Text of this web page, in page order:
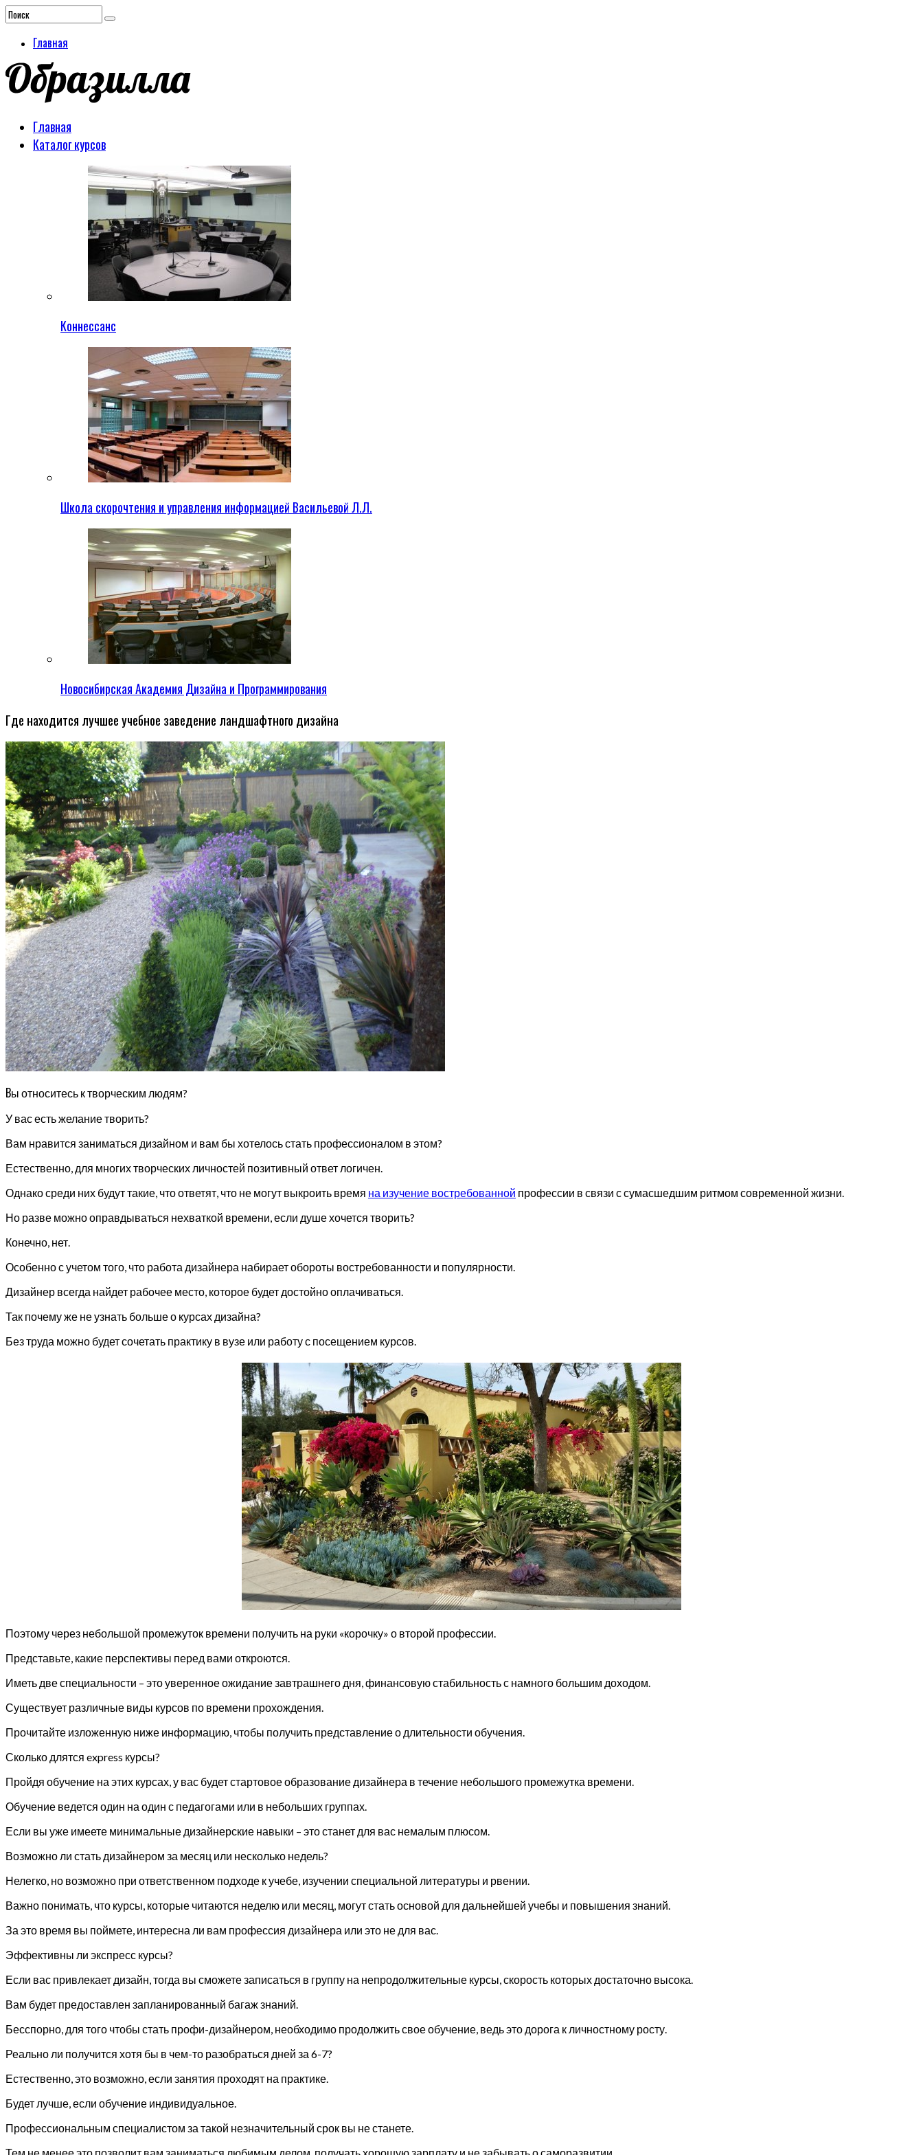
Главная
Главная
Каталог курсов
Коннессанс
Школа скорочтения и управления информацией Васильевой Л.Л.
Новосибирская Академия Дизайна и Программирования
Где находится лучшее учебное заведение ландшафтного дизайна
Вы относитесь к творческим людям?
У вас есть желание творить?
Вам нравится заниматься дизайном и вам бы хотелось стать профессионалом в этом?
Естественно, для многих творческих личностей позитивный ответ логичен.
Однако среди них будут такие, что ответят, что не могут выкроить время на изучение востребованной профессии в связи с сумасшедшим ритмом современной жизни.
Но разве можно оправдываться нехваткой времени, если душе хочется творить?
Конечно, нет.
Особенно с учетом того, что работа дизайнера набирает обороты востребованности и популярности.
Дизайнер всегда найдет рабочее место, которое будет достойно оплачиваться.
Так почему же не узнать больше о курсах дизайна?
Без труда можно будет сочетать практику в вузе или работу с посещением курсов.
Поэтому через небольшой промежуток времени получить на руки «корочку» о второй профессии.
Представьте, какие перспективы перед вами откроются.
Иметь две специальности – это уверенное ожидание завтрашнего дня, финансовую стабильность с намного большим доходом.
Существует различные виды курсов по времени прохождения.
Прочитайте изложенную ниже информацию, чтобы получить представление о длительности обучения.
Сколько длятся express курсы?
Пройдя обучение на этих курсах, у вас будет стартовое образование дизайнера в течение небольшого промежутка времени.
Обучение ведется один на один с педагогами или в небольших группах.
Если вы уже имеете минимальные дизайнерские навыки – это станет для вас немалым плюсом.
Возможно ли стать дизайнером за месяц или несколько недель?
Нелегко, но возможно при ответственном подходе к учебе, изучении специальной литературы и рвении.
Важно понимать, что курсы, которые читаются неделю или месяц, могут стать основой для дальнейшей учебы и повышения знаний.
За это время вы поймете, интересна ли вам профессия дизайнера или это не для вас.
Эффективны ли экспресс курсы?
Если вас привлекает дизайн, тогда вы сможете записаться в группу на непродолжительные курсы, скорость которых достаточно высока.
Вам будет предоставлен запланированный багаж знаний.
Бесспорно, для того чтобы стать профи-дизайнером, необходимо продолжить свое обучение, ведь это дорога к личностному росту.
Реально ли получится хотя бы в чем-то разобраться дней за 6-7?
Естественно, это возможно, если занятия проходят на практике.
Будет лучше, если обучение индивидуальное.
Профессиональным специалистом за такой незначительный срок вы не станете.